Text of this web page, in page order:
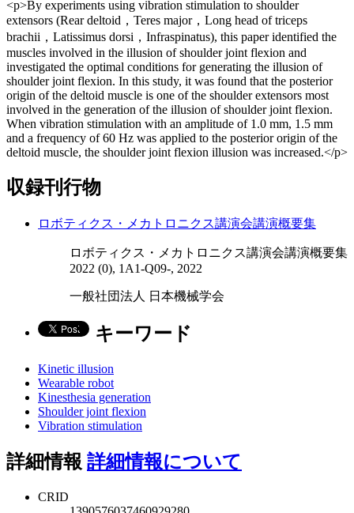
<p>By experiments using vibration stimulation to shoulder
extensors (Rear deltoid，Teres major，Long head of triceps
brachii，Latissimus dorsi，Infraspinatus), this paper identified the
muscles involved in the illusion of shoulder joint flexion and
investigated the optimal conditions for generating the illusion of
shoulder joint flexion. In this study, it was found that the posterior
origin of the deltoid muscle is one of the shoulder extensors most
involved in the generation of the illusion of shoulder joint flexion.
When vibration stimulation with an amplitude of 1.0 mm, 1.5 mm
and a frequency of 60 Hz was applied to the posterior origin of the
deltoid muscle, the shoulder joint flexion illusion was increased.</p>
収録刊行物
ロボティクス・メカトロニクス講演会講演概要集
ロボティクス・メカトロニクス講演会講演概要集
2022 (0), 1A1-Q09-, 2022
一般社団法人 日本機械学会
キーワード
Kinetic illusion
Wearable robot
Kinesthesia generation
Shoulder joint flexion
Vibration stimulation
詳細情報 詳細情報について
CRID